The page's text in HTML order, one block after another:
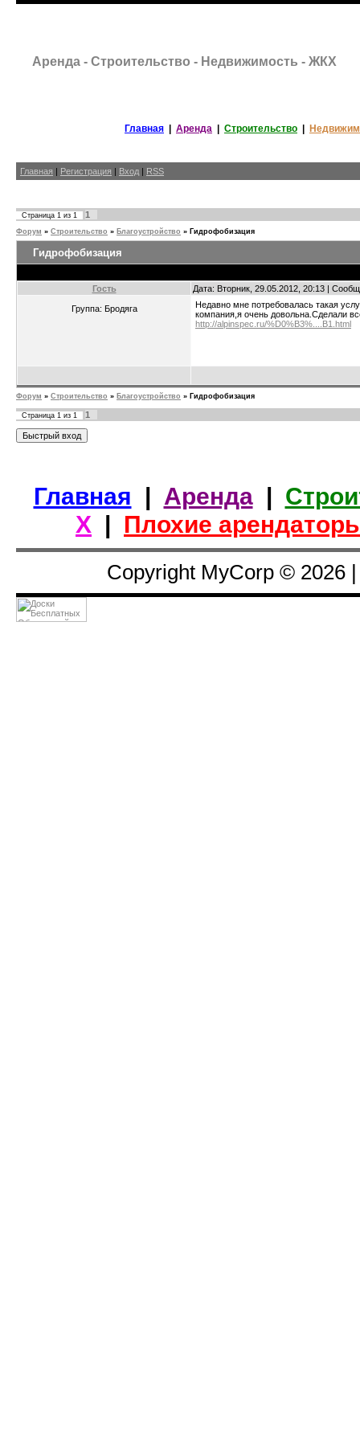
Аренда - Строительство - Недвижимость - ЖКХ
Главная Аренда Строительство
Главная Регистрация Вход RSS
Страница 1 из 1 1
Форум » Строительство » Благоустройство » Гидрофобизация
Гидрофобизация
Гость Дата: Вторник, 29.05.2012, 20:13 |
Группа: Бродяга
Недавно мне потребовалась такая
компания,я очень довольна.Сделали
http://alpinspec.ru/%D0%B3%....B1.html
Форум » Строительство » Благоустройство » Гидрофобизация
Страница 1 из 1 1
Главная | Аренда|
Х | Плохие
Copyright MyCorp © 2026